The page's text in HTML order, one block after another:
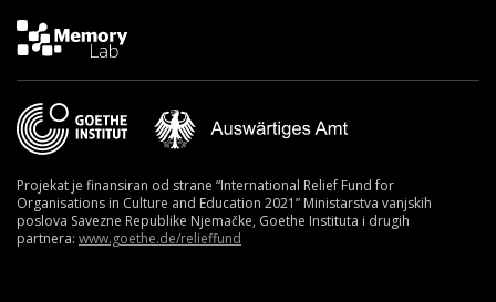
Projekat je finansiran od strane “International Relief Fund for
Organisations in Culture and Education 2021” Ministarstva vanjskih
poslova Savezne Republike Njemačke, Goethe Instituta i drugih
partnera: www.goethe.de/relieffund